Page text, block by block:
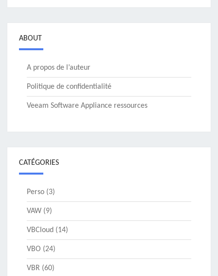
ABOUT
A propos de l’auteur
Politique de confidentialité
Veeam Software Appliance ressources
CATÉGORIES
Perso (3)
VAW (9)
VBCloud (14)
VBO (24)
VBR (60)